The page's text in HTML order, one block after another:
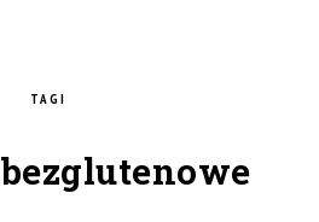
TAGI
bezglutenowe